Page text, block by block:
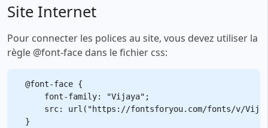
Site Internet
Pour connecter les polices au site, vous devez utiliser la
règle @font-face dans le fichier css:
@font-face {
    font-family: "Vijaya";
src: url("https://fontsforyou.com/fonts/v/
}